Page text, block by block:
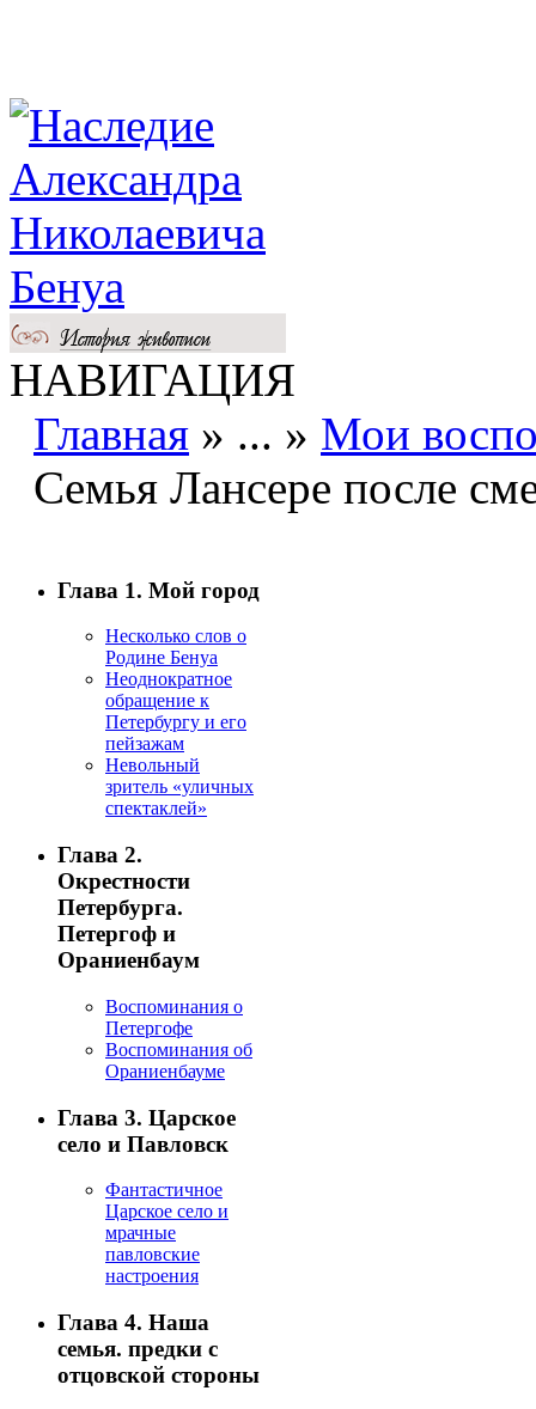
НАВИГАЦИЯ
Главная » ... » Мои
Семья Лансере после
Глава 1. Мой город
Несколько слов о
Родине Бенуа
Неоднократное
обращение к
Петербургу и его
пейзажам
Невольный
зритель «уличных
спектаклей»
Глава 2.
Окрестности
Петербурга.
Петергоф и
Ораниенбаум
Воспоминания о
Петергофе
Воспоминания об
Ораниенбауме
Глава 3. Царское
село и Павловск
Фантастичное
Царское село и
мрачные
павловские
настроения
Глава 4. Наша
семья. предки с
отцовской стороны